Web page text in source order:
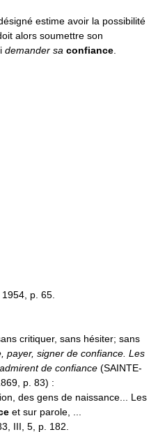
estime avoir la possibilité
alors soumettre son
demander sa confiance.
1954, p. 65.
critiquer, sans hésiter; sans
payer, signer de confiance. Les
de confiance (SAINTE-
p. 83) :
des gens de naissance... Les
et sur parole, ...
III, 5, p. 182.